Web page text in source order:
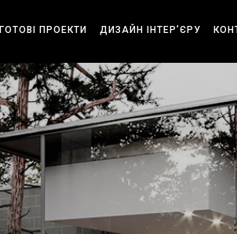
ГОТОВІ ПРОЕКТИ ДИЗАЙН ІНТЕР’ЄРУ